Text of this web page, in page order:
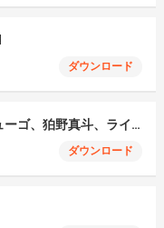
ダウンロード
モエチャッカファイア – ヒューゴ、狛野真斗、ライト、セヴェリアン (Cover )
ダウンロード